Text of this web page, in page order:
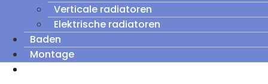
Verticale radiatoren
Elektrische radiatoren
Baden
Montage